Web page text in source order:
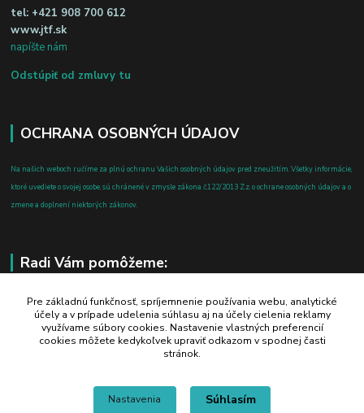
tel: +421 908 700 612
www.jtf.sk
napíšte nám
Odstúpiť od zmluvy tu
OCHRANA OSOBNÝCH ÚDAJOV
Na našich weboch ručíme za plnú ochranu Vašich osobných údajov pred zneužitím. Všetky informácie,
ktoré uvediete o svojej osobe, sú chránené v zmysle zákona č.122/2013 Z.z. o ochrane osobných údajov a o
zmene a doplnení niektorých zákonov.
Radi Vám pomôžeme:
+421 908 700 612
po-pia: 8.00 - 16.00
business@jtf.sk
Pre základnú funkčnosť, spríjemnenie používania webu, analytické
účely a v prípade udelenia súhlasu aj na účely cielenia reklamy
využívame súbory cookies. Nastavenie vlastných preferencií
cookies môžete kedykoľvek upraviť odkazom v spodnej časti
stránok.
Nastavenia Súhlasím